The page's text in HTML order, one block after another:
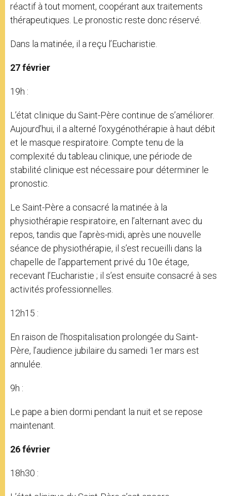
réactif à tout moment, coopérant aux traitements
thérapeutiques. Le pronostic reste donc réservé.
Dans la matinée, il a reçu l’Eucharistie.
27 février
19h :
L’état clinique du Saint-Père continue de s’améliorer.
Aujourd’hui, il a alterné l’oxygénothérapie à haut débit
et le masque respiratoire. Compte tenu de la
complexité du tableau clinique, une période de
stabilité clinique est nécessaire pour déterminer le
pronostic.
Le Saint-Père a consacré la matinée à la
physiothérapie respiratoire, en l’alternant avec du
repos, tandis que l’après-midi, après une nouvelle
séance de physiothérapie, il s’est recueilli dans la
chapelle de l’appartement privé du 10e étage,
recevant l’Eucharistie ; il s’est ensuite consacré à ses
activités professionnelles.
12h15 :
En raison de l’hospitalisation prolongée du Saint-
Père, l’audience jubilaire du samedi 1er mars est
annulée.
9h :
Le pape a bien dormi pendant la nuit et se repose
maintenant.
26 février
18h30 :